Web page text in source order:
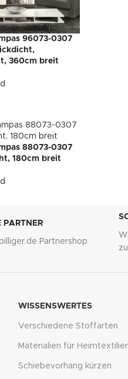
96073-0307
360cm breit
88073-0307
180cm breit
PARTNER
Partnershop
WISSENSWERTES
Verschiedene Stoffarten
Materialien für
Schiebevorhang kürzen